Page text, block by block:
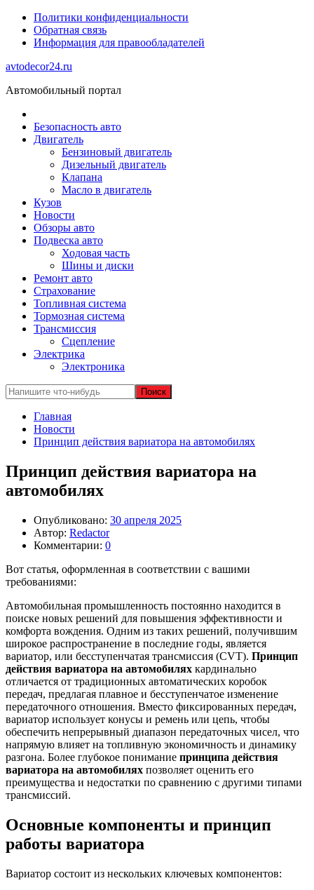
Политики конфиденциальности
Обратная связь
Информация для правообладателей
avtodecor24.ru
Автомобильный портал
Безопасность авто
Двигатель
Бензиновый двигатель
Дизельный двигатель
Клапана
Масло в двигатель
Кузов
Новости
Обзоры авто
Подвеска авто
Ходовая часть
Шины и диски
Ремонт авто
Страхование
Топливная система
Тормозная система
Трансмиссия
Сцепление
Электрика
Электроника
Главная
Новости
Принцип действия вариатора на автомобилях
Принцип действия вариатора на
автомобилях
Опубликовано: 30 апреля 2025
Автор: Redactor
Комментарии: 0
Вот статья, оформленная в соответствии с вашими
требованиями:
Автомобильная промышленность постоянно находится в
поиске новых решений для повышения эффективности и
комфорта вождения. Одним из таких решений, получившим
широкое распространение в последние годы, является
вариатор, или бесступенчатая трансмиссия (CVT). Принцип
действия вариатора на автомобилях кардинально
отличается от традиционных автоматических коробок
передач, предлагая плавное и бесступенчатое изменение
передаточного отношения. Вместо фиксированных передач,
вариатор использует конусы и ремень или цепь, чтобы
обеспечить непрерывный диапазон передаточных чисел, что
напрямую влияет на топливную экономичность и динамику
разгона. Более глубокое понимание принципа действия
вариатора на автомобилях позволяет оценить его
преимущества и недостатки по сравнению с другими типами
трансмиссий.
Основные компоненты и принцип
работы вариатора
Вариатор состоит из нескольких ключевых компонентов: